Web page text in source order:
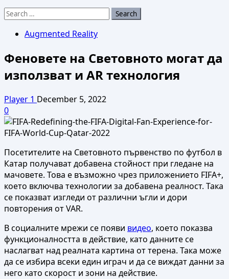
Search
Augmented Reality
Феновете на Световното могат да
използват и AR технология
Player 1 December 5, 2022
0
Посетителите на Световното първенство по футбол в
Катар получават добавена стойност при гледане на
мачовете. Това е възможно чрез приложението FIFA+,
което включва технологии за добавена реалност. Така
се показват изгледи от различни ъгли и дори
повторения от VAR.
В социалните мрежи се появи видео, което показва
функционалността в действие, като данните се
наслагват над реалната картина от терена. Така може
да се избира всеки един играч и да се виждат данни за
него като скорост и зони на действие.